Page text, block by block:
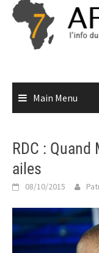
Skip
content
Main Menu
RDC :
ailes
08/10/2015